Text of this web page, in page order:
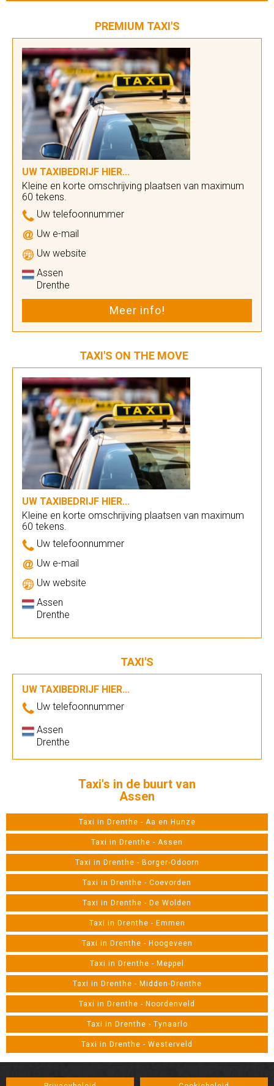
PREMIUM TAXI'S
UW TAXIBEDRIJF HIER...
Kleine en korte omschrijving plaatsen van maximum
60 tekens.
Uw telefoonnummer
Uw e-mail
Uw website
Assen
Drenthe
Meer info!
TAXI'S ON THE MOVE
UW TAXIBEDRIJF HIER...
Kleine en korte omschrijving plaatsen van maximum
60 tekens.
Uw telefoonnummer
Uw e-mail
Uw website
Assen
Drenthe
TAXI'S
UW TAXIBEDRIJF HIER...
Uw telefoonnummer
Assen
Drenthe
Taxi's in de buurt van
Assen
Taxi in Drenthe - Aa en Hunze
Taxi in Drenthe - Assen
Taxi in Drenthe - Borger-Odoorn
Taxi in Drenthe - Coevorden
Taxi in Drenthe - De Wolden
Taxi in Drenthe - Emmen
Taxi in Drenthe - Hoogeveen
Taxi in Drenthe - Meppel
Taxi in Drenthe - Midden-Drenthe
Taxi in Drenthe - Noordenveld
Taxi in Drenthe - Tynaarlo
Taxi in Drenthe - Westerveld